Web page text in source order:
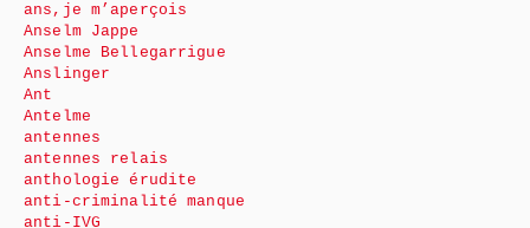
ans,je m’aperçois
Anselm Jappe
Anselme Bellegarrigue
Anslinger
Ant
Antelme
antennes
antennes relais
anthologie érudite
anti-criminalité manque
anti-IVG